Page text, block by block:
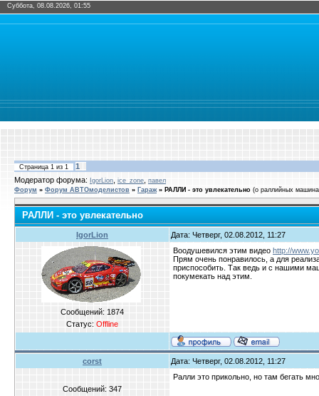
Суббота, 08.08.2026, 01:55
Страница 1 из 1
1
Модератор форума:
IgorLion ice_zone павел
Форум » Форум АВТОмоделистов » Гараж » РАЛЛИ - это увлекательно (о раллийных
РАЛЛИ - это увлекательно
IgorLion Дата: Четверг, 02.08.2012, 11:27
Сообщений: 1874
Статус: Offline
Воодушевился этим видео http://
Прям очень понравилось, а для
приспособить. Так ведь и с нашими
покумекать над этим.
corst Дата: Четверг, 02.08.2012, 11:27
Сообщений: 347
Ралли это прикольно, но там бегать